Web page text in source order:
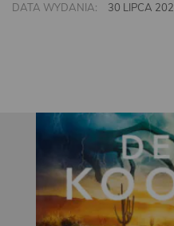
DATA WYDANIA:
30 LIPCA